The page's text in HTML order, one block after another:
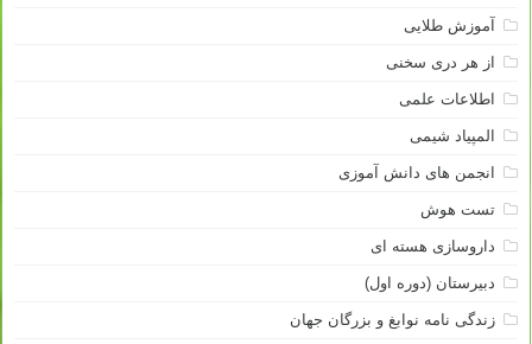
آموزش طلایی
از هر دری سخنی
اطلاعات علمی
المپیاد شیمی
انجمن های دانش آموزی
تست هوش
داروسازی هسته ای
دبیرستان (دوره اول)
زندگی نامه نوابغ و بزرگان جهان